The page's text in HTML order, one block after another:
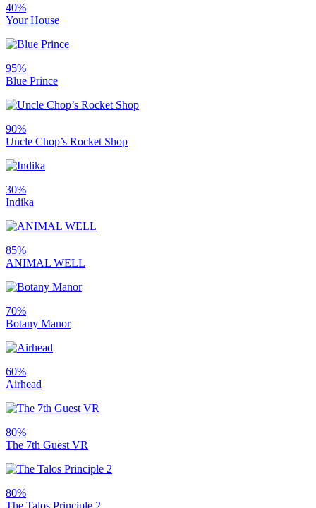
40%
Your House
95%
Blue Prince
90%
Uncle Chop’s Rocket Shop
30%
Indika
85%
ANIMAL WELL
70%
Botany Manor
60%
Airhead
80%
The 7th Guest VR
80%
The Talos Principle 2